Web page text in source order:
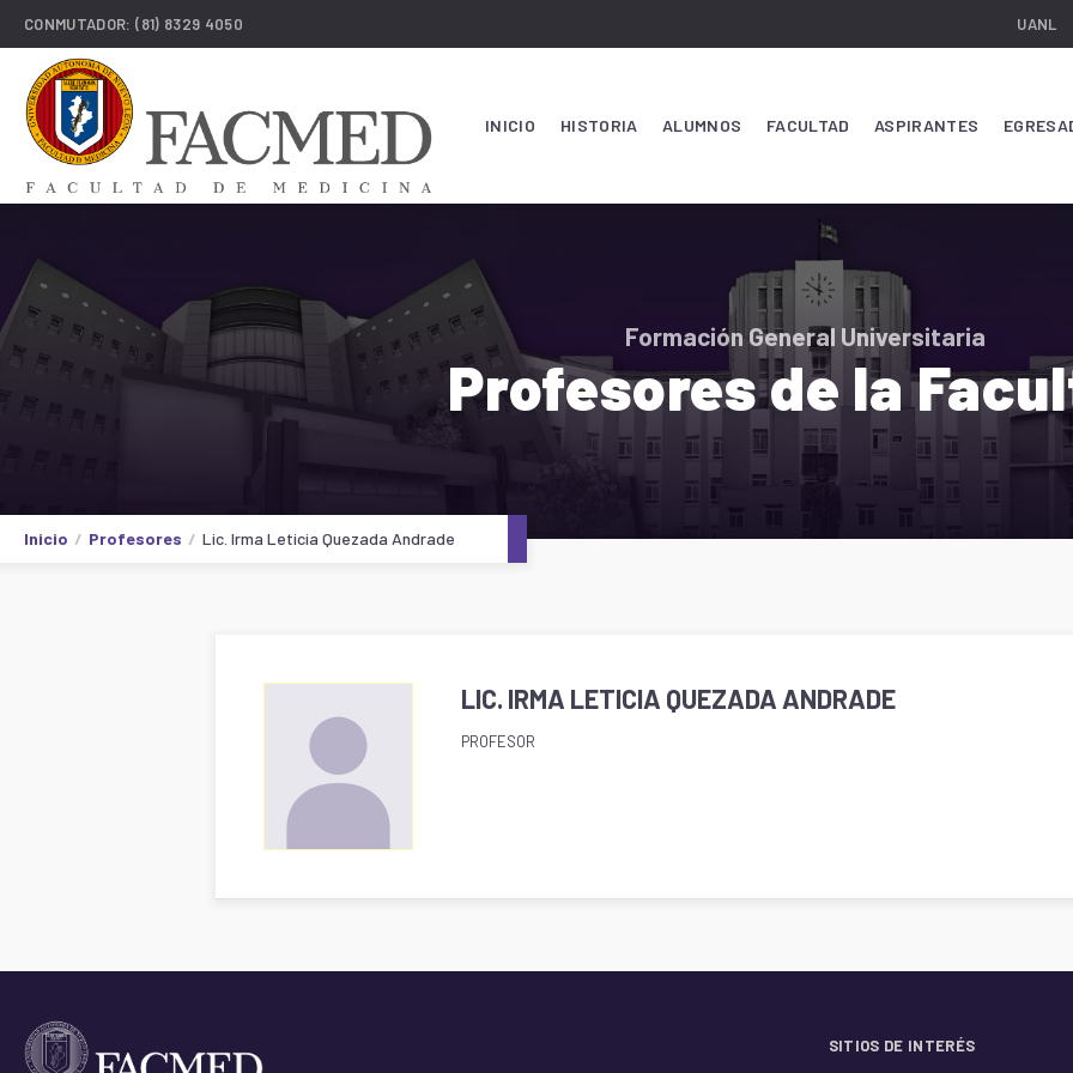
CONMUTADOR:(81) 8329 4050 UANL
INICIO HISTORIA ALUMNOS FACULTAD ASPIRANTES
Formación General Universitaria
Profesores de la
Inicio Profesores Lic. Irma Leticia Quezada Andrade
LIC. IRMA LETICIA QUEZADA ANDRADE
PROFESOR
SITIOS DE INTERÉS